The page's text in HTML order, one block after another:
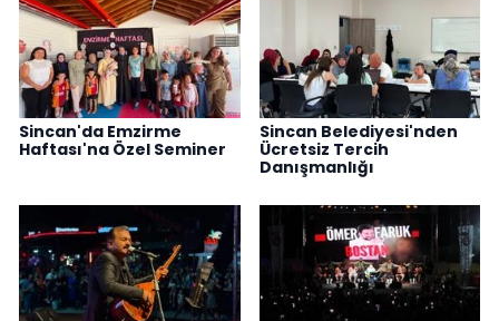
Sincan'da Emzirme
Haftası'na Özel Seminer
Sincan Belediyesi'nden
Ücretsiz Tercih
Danışmanlığı